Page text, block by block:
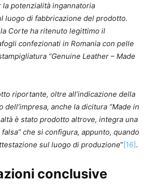
la potenzialità ingannatoria
luogo di fabbricazione del prodotto.
Corte ha ritenuto legittimo il
confezionati in Romania con pelle
“Genuine Leather – Made
riportante, oltre all’indicazione della
dell’impresa, anche la dicitura “Made in
è stato prodotto altrove, integra una
che si configura, appunto, quando
sul luogo di produzione”[16].
conclusive